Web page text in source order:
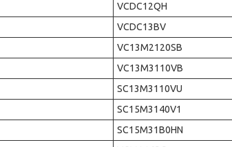
VCDC12QH
VCDC13BV
VC13M2120SB
VC13M3110VB
SC13M3110VU
SC15M3140V1
SC15M31B0HN